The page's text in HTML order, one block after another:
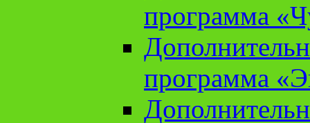
программа
программа